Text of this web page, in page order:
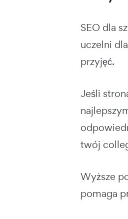
SEO dla
uczelni
przyjęć.
Jeśli
twój
Wyższe
pomaga